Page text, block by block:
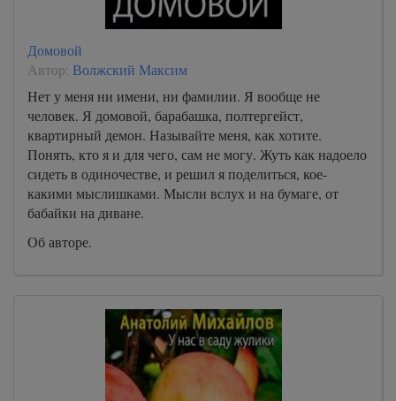
Домовой
Автор: Волжский Максим
Нет у меня ни имени, ни фамилии. Я вообще не
человек. Я домовой, барабашка, полтергейст,
квартирный демон. Называйте меня, как хотите.
Понять, кто я и для чего, сам не могу. Жуть как надоело
сидеть в одиночестве, и решил я поделиться, кое-
какими мыслишками. Мысли вслух и на бумаге, от
бабайки на диване.
Об авторе.